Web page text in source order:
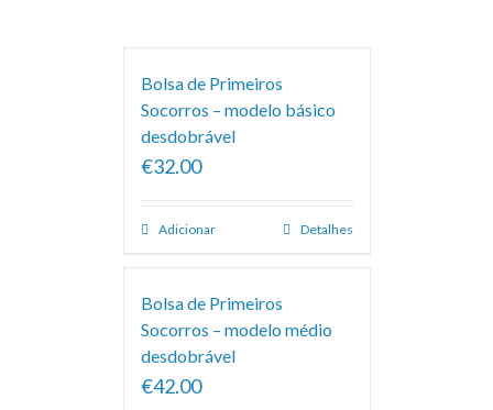
Bolsa de Primeiros
Socorros – modelo básico
desdobrável
€32.00
Adicionar Detalhes
Bolsa de Primeiros
Socorros – modelo médio
desdobrável
€42.00